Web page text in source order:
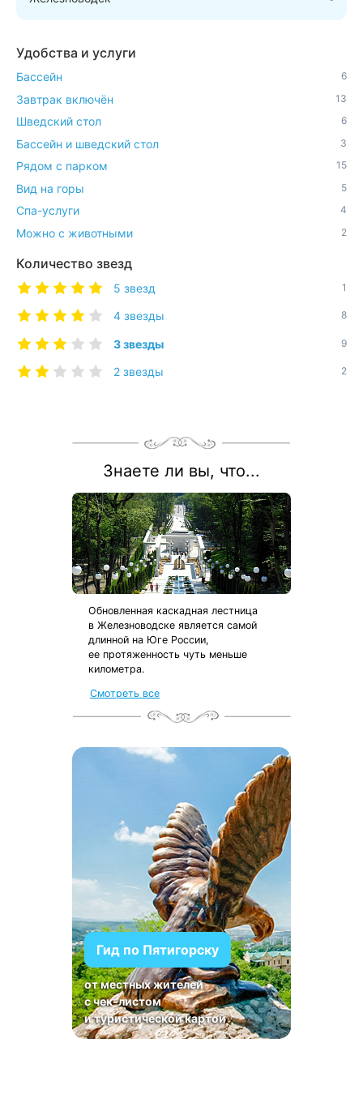
вершину Машука или пройти 10000 шагов по круговому
песен.
Удобства и услуги
Бассейн 6
Завтрак включён 13
Шведский стол 6
Бассейн и шведский стол 3
Рядом с парком 15
Вид на горы 5
Спа-услуги 4
Можно с животными 2
Количество звезд
5 звезд 1
4 звезды 8
3 звезды 9
2 звезды 2
Знаете ли вы, что...
Обновленная каскадная лестница
в Железноводске является самой
длинной на Юге России,
ее протяженность чуть меньше
километра.
Смотреть все
Гид по Пятигорску
от местных жителей
с чек-листом
и туристической картой